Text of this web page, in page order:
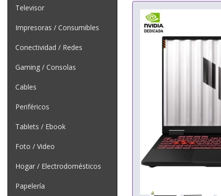
Televisor
Impresoras / Consumibles
Conectividad / Redes
Gaming / Consolas
Cables
Periféricos
Tablets / Ebook
Foto / Video
Hogar / Electrodomésticos
Papelería